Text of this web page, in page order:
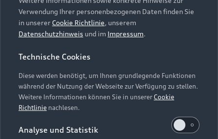
Verwendung Ihrer personenbezogenen Daten finden Sie
in unserer Cookie Richtlinie, unserem
Datenschutzhinweis und im Impressum.
Technische Cookies
Diese werden benötigt, um Ihnen grundlegende Funktionen
während der Nutzung der Webseite zur Verfügung zu stellen.
Weitere Informationen können Sie in unsererCookie
Richtlinie nachlesen.
Analyse und Statistik